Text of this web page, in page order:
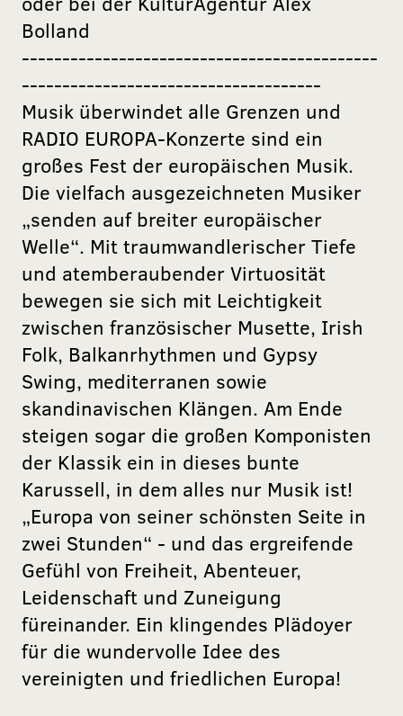
Bolland
--------------------------------------------
-------------------------------------
Musik überwindet alle Grenzen und
RADIO EUROPA-Konzerte sind ein
großes Fest der europäischen Musik.
Die vielfach ausgezeichneten Musiker
„senden auf breiter europäischer
Welle“. Mit traumwandlerischer Tiefe
und atemberaubender Virtuosität
bewegen sie sich mit Leichtigkeit
zwischen französischer Musette, Irish
Folk, Balkanrhythmen und Gypsy
Swing, mediterranen sowie
skandinavischen Klängen. Am Ende
steigen sogar die großen Komponisten
der Klassik ein in dieses bunte
Karussell, in dem alles nur Musik ist!
„Europa von seiner schönsten Seite in
zwei Stunden“ - und das ergreifende
Gefühl von Freiheit, Abenteuer,
Leidenschaft und Zuneigung
füreinander. Ein klingendes Plädoyer
für die wundervolle Idee des
vereinigten und friedlichen Europa!